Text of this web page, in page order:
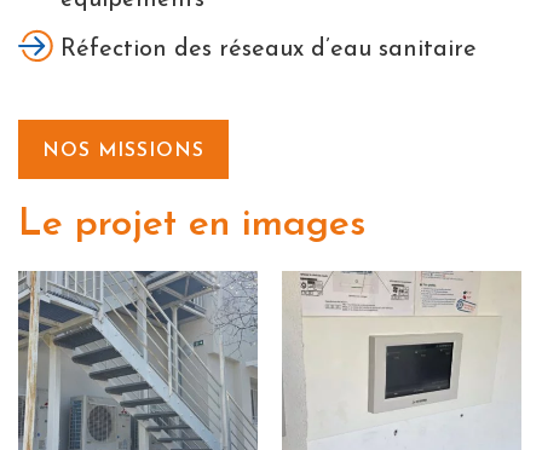
Le projet en images
Réfection des réseaux d’eau sanitaire
NOS MISSIONS